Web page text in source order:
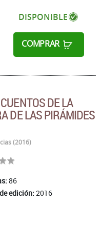
DISPONIBLE
COMPRAR
DE LA
DE LAS PIRÁMIDES
(2016)
86
edición: 2016